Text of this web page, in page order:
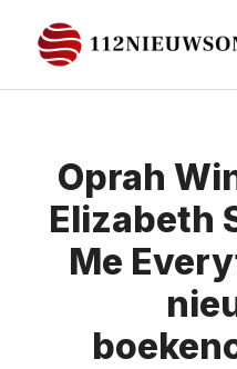
naar
de
Oprah
Elizabeth
Me